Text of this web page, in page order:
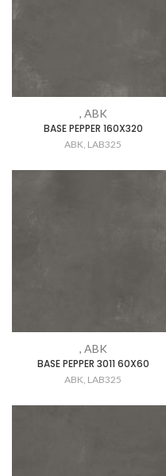
, ABK
BASE PEPPER 160X320
ABK, LAB325
, ABK
BASE PEPPER 3011 60X60
ABK, LAB325